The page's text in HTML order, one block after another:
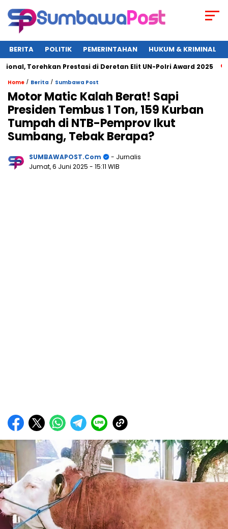
BERITA POLITIK PEMERINTAHAN HUKUM & KRIMINAL
Torehkan Prestasi di Deretan Elit UN-Polri Award 2025
Home / Berita / Sumbawa Post
Motor Matic Kalah Berat! Sapi
Presiden Tembus 1 Ton, 159 Kurban
Tumpah di NTB-Pemprov Ikut
Sumbang, Tebak Berapa?
SUMBAWAPOST.com
- Jurnalis
Jumat, 6 Juni 2025 - 15:11 WIB